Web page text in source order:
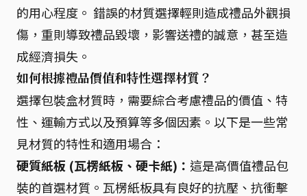
的用心程度。 錯誤的材質選擇輕則造成禮品外觀損
傷，重則導致禮品毀壞，影響送禮的誠意，甚至造
成經濟損失。
如何根據禮品價值和特性選擇材質？
選擇包裝盒材質時，需要綜合考慮禮品的價值、特
性、運輸方式以及預算等多個因素。以下是一些常
見材質的特性和適用場合：
硬質紙板 (瓦楞紙板、硬卡紙)： 這是高價值禮品包
裝的首選材質。瓦楞紙板具有良好的抗壓、抗衝擊